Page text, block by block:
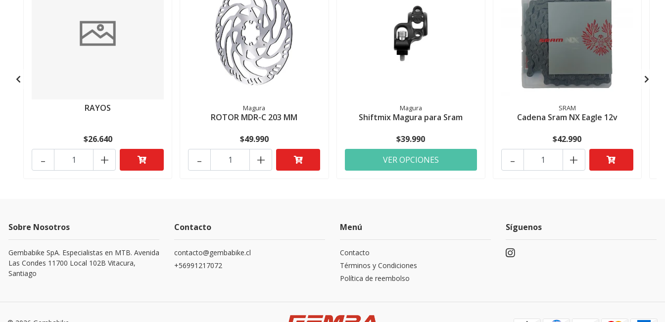
RAYOS
$26.640
+
-
Magura
ROTOR MDR-C 203 MM
$49.990
+
-
Magura
Shiftmix Magura para Sram
$39.990
VER OPCIONES
SRAM
Cadena Sram NX Eagle 12v
$42.990
+
-
Sobre Nosotros
Gembabike SpA. Especialistas en MTB. Avenida
Las Condes 11700 Local 102B Vitacura,
Santiago
Contacto
contacto@gembabike.cl
+56991217072
Menú
Contacto
Términos y Condiciones
Política de reembolso
Síguenos